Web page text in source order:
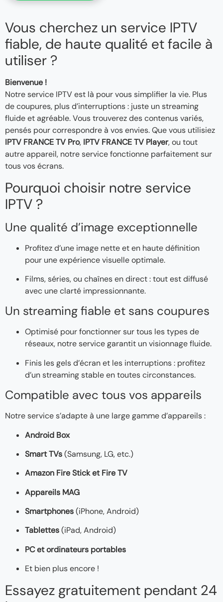
Vous cherchez un service IPTV
fiable, de haute qualité et facile à
utiliser ?
Bienvenue !
Notre service IPTV est là pour vous simplifier la vie. Plus
de coupures, plus d’interruptions : juste un streaming
fluide et agréable. Vous trouverez des contenus variés,
pensés pour correspondre à vos envies. Que vous utilisiez
IPTV FRANCE TV Pro, IPTV FRANCE TV Player, ou tout
autre appareil, notre service fonctionne parfaitement sur
tous vos écrans.
Pourquoi choisir notre service
IPTV ?
Une qualité d’image exceptionnelle
Profitez d’une image nette et en haute définition
pour une expérience visuelle optimale.
Films, séries, ou chaînes en direct : tout est diffusé
avec une clarté impressionnante.
Un streaming fiable et sans coupures
Optimisé pour fonctionner sur tous les types de
réseaux, notre service garantit un visionnage fluide.
Finis les gels d’écran et les interruptions : profitez
d’un streaming stable en toutes circonstances.
Compatible avec tous vos appareils
Notre service s’adapte à une large gamme d’appareils :
Android Box
Smart TVs(Samsung, LG, etc.)
Amazon Fire Stick et Fire TV
Appareils MAG
Smartphones(iPhone, Android)
Tablettes(iPad, Android)
PC et ordinateurs portables
Et bien plus encore !
Essayez gratuitement pendant 24